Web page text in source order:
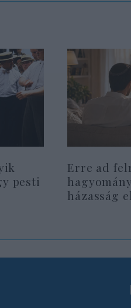
pesti
Erre ad
házasság